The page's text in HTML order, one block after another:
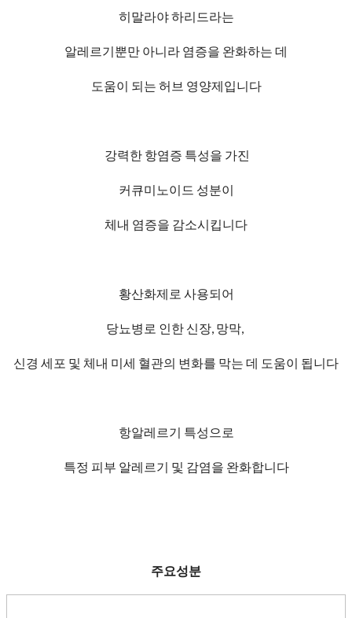
히말라야 하리드라는
알레르기뿐만 아니라 염증을 완화하는 데
도움이 되는 허브 영양제입니다
강력한 항염증 특성을 가진
커큐미노이드 성분이
체내 염증을 감소시킵니다
황산화제로 사용되어
당뇨병로 인한 신장, 망막,
신경 세포 및 체내 미세 혈관의 변화를 막는 데 도움이 됩니다
항알레르기 특성으로
특정 피부 알레르기 및 감염을 완화합니다
주요성분